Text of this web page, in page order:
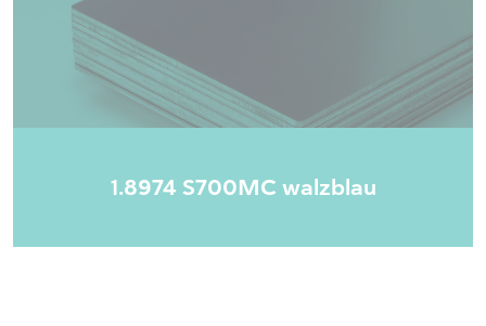
1.8974 S700MC walzblau